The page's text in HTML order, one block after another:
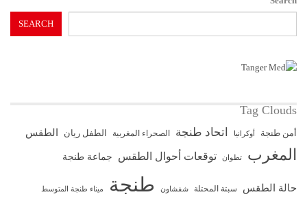
SEARCH
Tag Clouds
أمن طنجة أوكرانيا اتحاد طنجة الصحراء المغربية الطفل ريان الطقس
المغرب تطوان توقعات أحوال الطقس جماعة طنجة
حالة الطقس سبتة المحتلة شفشاون طنجة ميناء طنجة المتوسط